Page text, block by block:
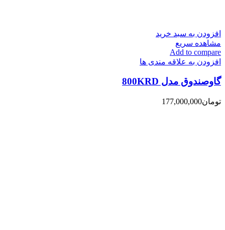
افزودن به سبد خرید
مشاهده سریع
Add to compare
افزودن به علاقه مندی ها
گاوصندوق مدل 800KRD
تومان177,000,000